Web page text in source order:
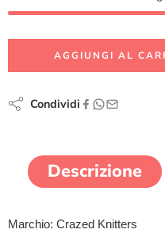
AGGIUNGI AL
Condividi
Descrizione
Marchio: Crazed Knitters